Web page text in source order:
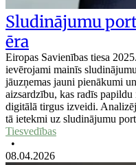
Sludinājumu
ēra
Eiropas Savienības tiesa
ievērojami mainīs
jāuzņemas jauni pienākumi
aizsardzību, kas radīs
digitālā tirgus izveidi.
tā ietekmi uz sludinājumu
Tiesvedības
•
08.04.2026